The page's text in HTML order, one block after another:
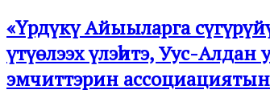
«Үрдүкү Айыыларга
үтүөлээх үлэһитэ, Уус-
эмчиттэрин